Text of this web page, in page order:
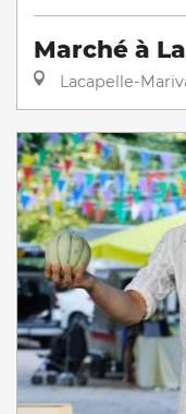
Marché à
Lacapelle-